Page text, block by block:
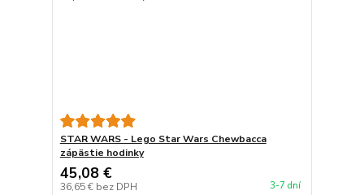
STAR WARS - Lego Star Wars Chewbacca
zápästie hodinky
45,08 €
36,65 € bez DPH 3-7 dní